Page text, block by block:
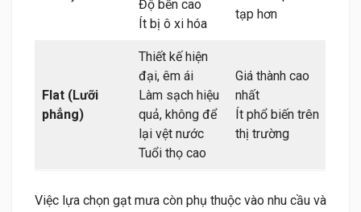
Độ bền cao
Ít bị ô xi hóa
tạp hơn
Flat (Lưỡi
phẳng)
Thiết kế hiện
đại, êm ái
Làm sạch hiệu
quả, không để
lại vệt nước
Tuổi thọ cao
Giá thành cao
nhất
Ít phổ biến trên
thị trường
Việc lựa chọn gạt mưa còn phụ thuộc vào nhu cầu và